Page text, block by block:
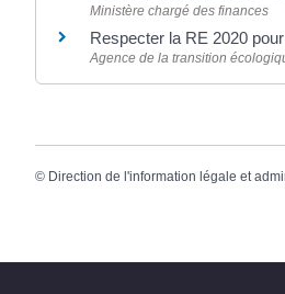
Ministère chargé des finances
Respecter la RE 2020
Agence de la transition
© Direction de l'information légale et